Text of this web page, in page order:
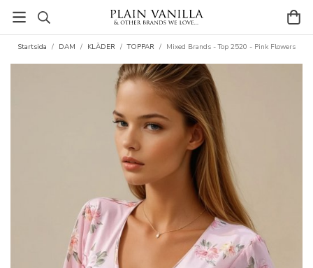
Startsida / DAM / KLÄDER / TOPPAR / Mixed Brands - Top 2520 - Pink Flowers